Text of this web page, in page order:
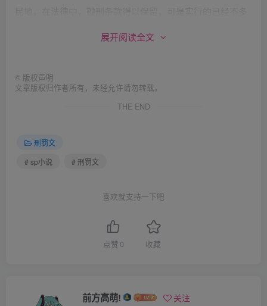
最高12鞭，或由来狱的法官判处藤鞭最高24鞭；对于15岁以
新加坡适用鞭刑的罪名很多，既包括严重暴力犯罪也包括非
暴力犯罪。有些罪行在西方国家看来非常轻微，在新加坡这
国家，当然成了重罪。至今适用鞭刑的罪行的名单还在延
展开阅读全文
© 版权声明
文章版权归作者所有，未经允许请勿转载。
THE END
刑罚文
# sp小说
# 刑罚文
喜欢就支持一下吧
点赞 0 收藏
前方高萌! 关注